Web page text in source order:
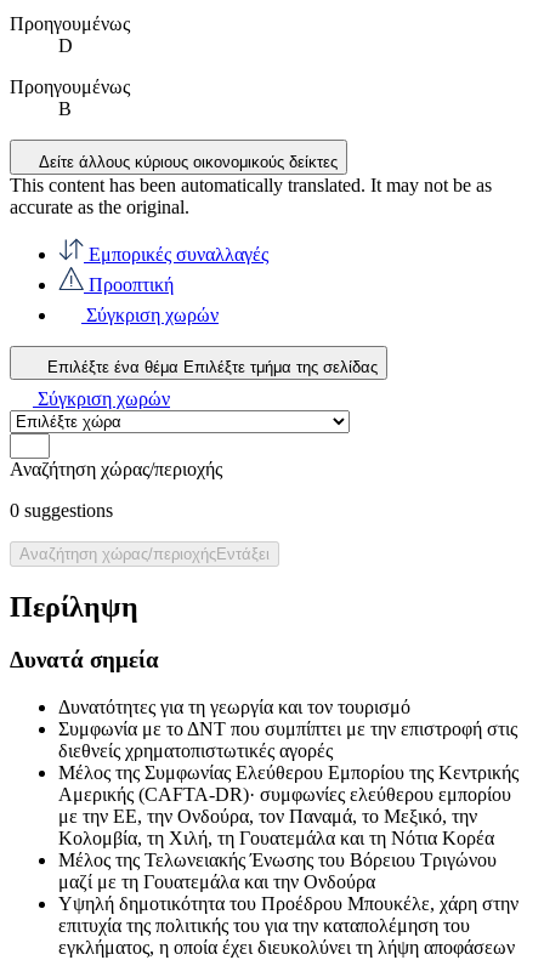
Προηγουμένως
D
Προηγουμένως
B
Δείτε άλλους κύριους οικονομικούς δείκτες
This content has been automatically translated. It may not be as
accurate as the original.
Εμπορικές συναλλαγές
Προοπτική
Σύγκριση χωρών
Επιλέξτε ένα θέμα Επιλέξτε τμήμα της σελίδας
Σύγκριση χωρών
Αναζήτηση χώρας/περιοχής
0 suggestions
Αναζήτηση χώρας/περιοχήςΕντάξει
Περίληψη
Δυνατά σημεία
Δυνατότητες για τη γεωργία και τον τουρισμό
Συμφωνία με το ΔΝΤ που συμπίπτει με την επιστροφή στις
διεθνείς χρηματοπιστωτικές αγορές
Μέλος της Συμφωνίας Ελεύθερου Εμπορίου της Κεντρικής
Αμερικής (CAFTA-DR)· συμφωνίες ελεύθερου εμπορίου
με την ΕΕ, την Ονδούρα, τον Παναμά, το Μεξικό, την
Κολομβία, τη Χιλή, τη Γουατεμάλα και τη Νότια Κορέα
Μέλος της Τελωνειακής Ένωσης του Βόρειου Τριγώνου
μαζί με τη Γουατεμάλα και την Ονδούρα
Υψηλή δημοτικότητα του Προέδρου Μπουκέλε, χάρη στην
επιτυχία της πολιτικής του για την καταπολέμηση του
εγκλήματος, η οποία έχει διευκολύνει τη λήψη αποφάσεων